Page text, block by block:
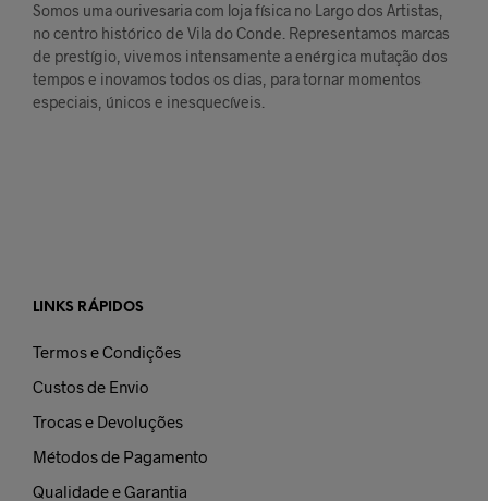
Somos uma ourivesaria com loja física no Largo dos Artistas,
no centro histórico de Vila do Conde. Representamos marcas
de prestígio, vivemos intensamente a enérgica mutação dos
tempos e inovamos todos os dias, para tornar momentos
especiais, únicos e inesquecíveis.
LINKS RÁPIDOS
Termos e Condições
Custos de Envio
Trocas e Devoluções
Métodos de Pagamento
Qualidade e Garantia